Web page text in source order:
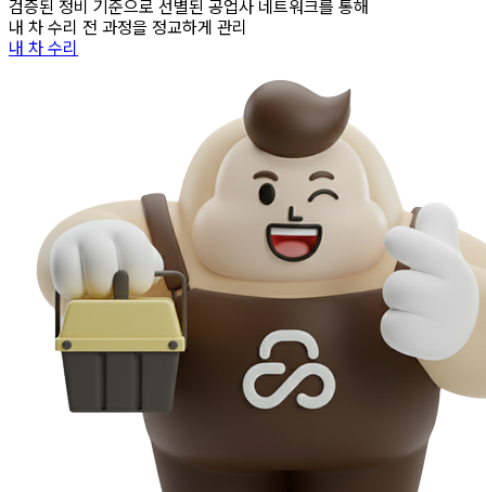
검증된 정비 기준으로 선별된 공업사 네트워크를 통해
내 차 수리 전 과정을 정교하게 관리
내 차 수리